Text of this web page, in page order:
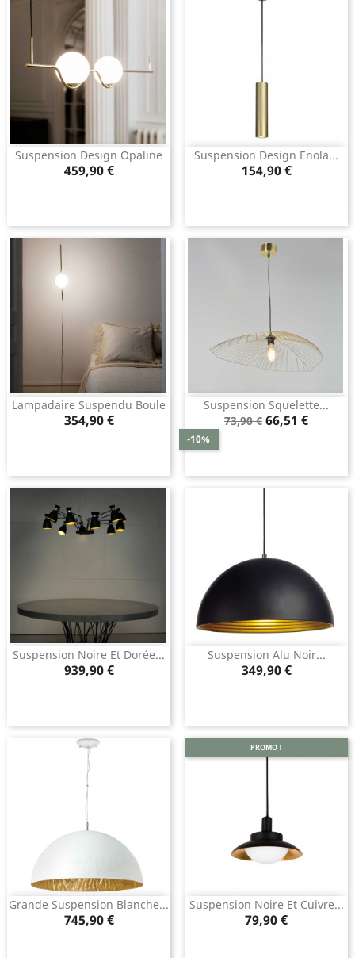
Suspension Design Opaline
Prix
459,90 €
Suspension Design Enola...
Prix
154,90 €
Lampadaire Suspendu Boule
Prix
354,90 €
Suspension Squelette...
Prix
73,90 €
-10%
Prix
66,51 €
Suspension Noire Et Dorée...
Prix
939,90 €
Suspension Alu Noir...
Prix
349,90 €
Grande Suspension Blanche...
Prix
745,90 €
Suspension Noire Et Cuivre...
Prix
79,90 €
PROMO !